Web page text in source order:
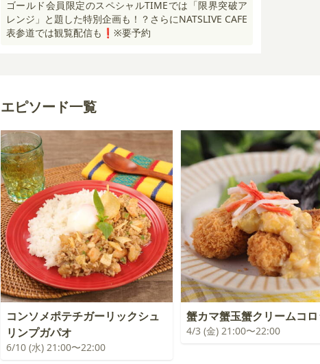
ゴールド会員限定のスペシャルTIMEでは「限界突破ア
レンジ」と題した特別企画も！？さらにNATSLIVE CAFE
表参道では観覧配信も❗️※要予約
エピソード一覧
コンソメポテチガーリックシュ
リンプガパオ
6/10 (水) 21:00〜22:00
蟹カマ蟹玉蟹クリームコ
4/3 (金) 21:00〜22:00